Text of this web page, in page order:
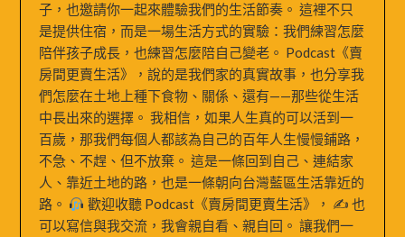
子，也邀請你一起來體驗我們的生活節奏。 這裡不只
是提供住宿，而是一場生活方式的實驗：我們練習怎麼
陪伴孩子成長，也練習怎麼陪自己變老。 Podcast《賣
房間更賣生活》，說的是我們家的真實故事，也分享我
們怎麼在土地上種下食物、關係、還有——那些從生活
中長出來的選擇。 我相信，如果人生真的可以活到一
百歲，那我們每個人都該為自己的百年人生慢慢鋪路，
不急、不趕、但不放棄。 這是一條回到自己、連結家
人、靠近土地的路，也是一條朝向台灣藍區生活靠近的
路。
歡迎收聽 Podcast《賣房間更賣生活》， ✍ 也
可以寫信與我交流，我會親自看、親自回。 讓我們一